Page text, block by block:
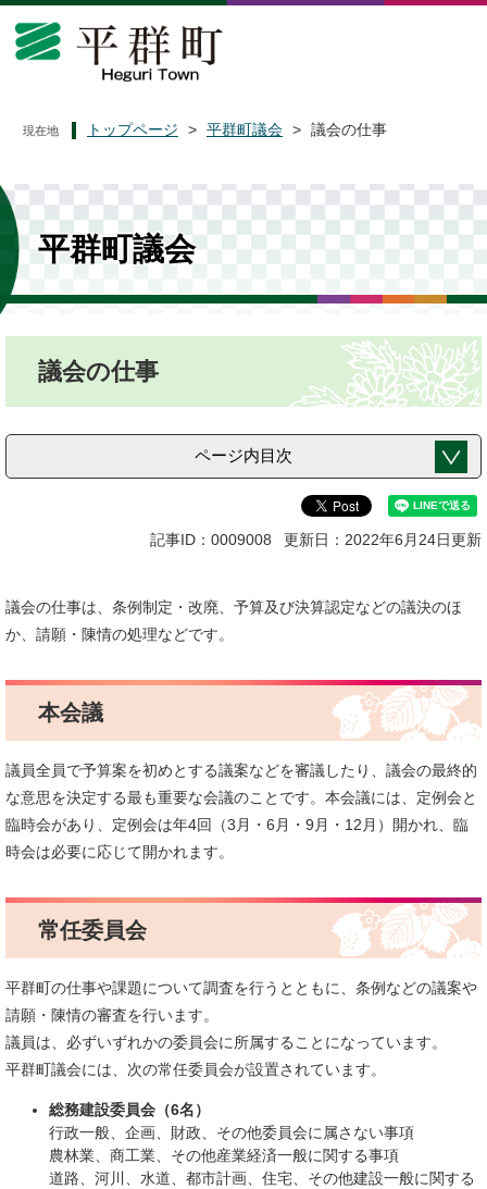
ペ
。
メ
て
本
現在地 トップページ > 平群町議会 > 議会の仕事
平群町議会
議会の仕事
ページ内目次
記事ID：0009008 更新日：2022年6月24日更新
議会の仕事は、条例制定・改廃、予算及び決算認定などの議決のほ
か、請願・陳情の処理などです。
本会議
議員全員で予算案を初めとする議案などを審議したり、議会の最終的
な意思を決定する最も重要な会議のことです。本会議には、定例会と
臨時会があり、定例会は年4回（3月・6月・9月・12月）開かれ、臨
時会は必要に応じて開かれます。
常任委員会
平群町の仕事や課題について調査を行うとともに、条例などの議案や
請願・陳情の審査を行います。
議員は、必ずいずれかの委員会に所属することになっています。
平群町議会には、次の常任委員会が設置されています。
総務建設委員会（6名）
行政一般、企画、財政、その他委員会に属さない事項
農林業、商工業、その他産業経済一般に関する事項
道路、河川、水道、都市計画、住宅、その他建設一般に関する